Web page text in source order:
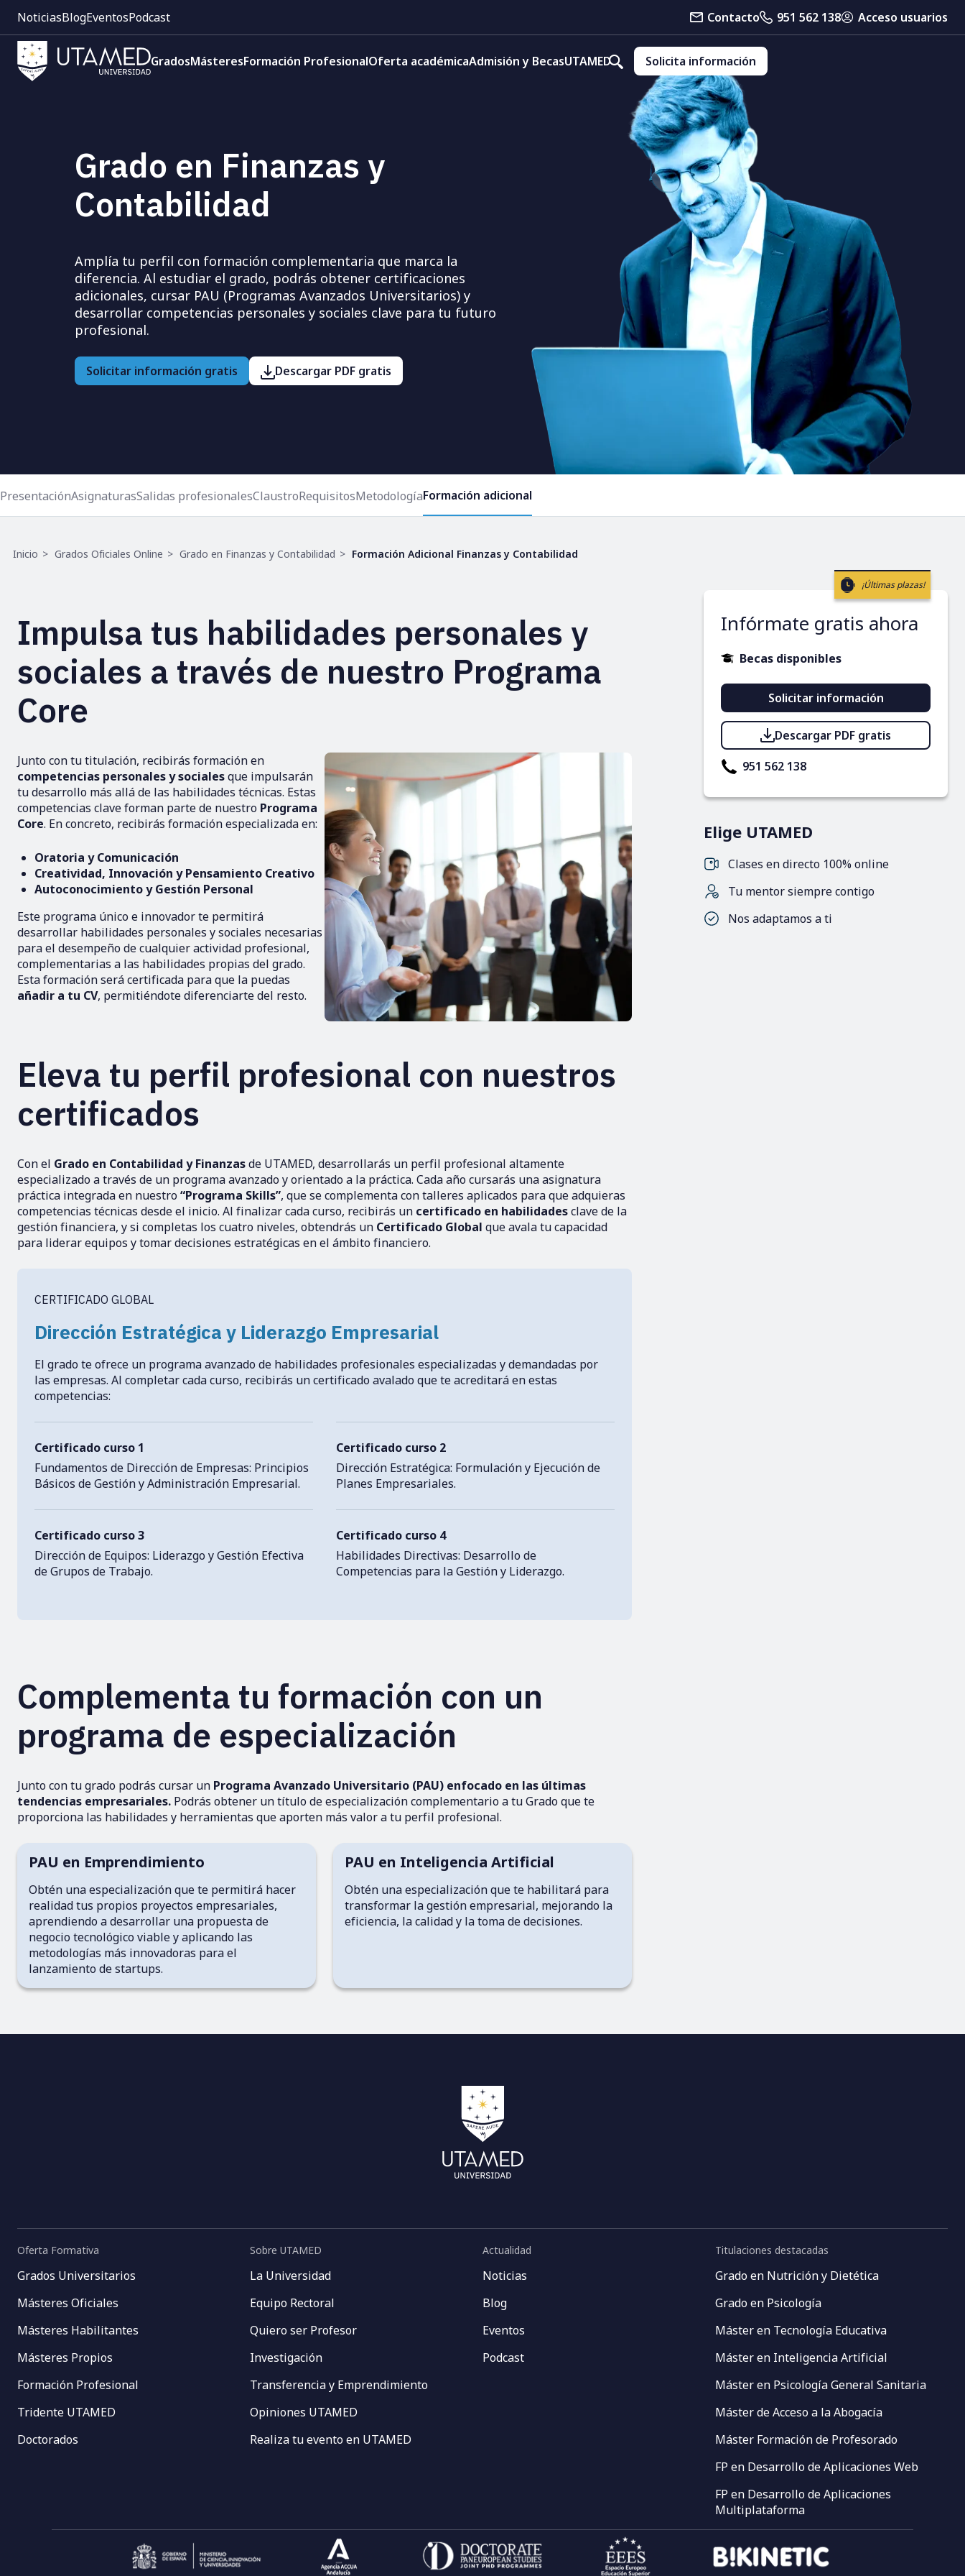
contenido
principal
cabecera:
Menú
1
NoticiasBlogEventosPodcast Contacto 951 562 138 Acceso usuarios
principal
GradosMásteresFormación ProfesionalOferta académicaAdmisión y BecasUTAMED Solicita información
Grado en Finanzas y
Contabilidad
Amplía tu perfil con formación complementaria que marca la
diferencia. Al estudiar el grado, podrás obtener certificaciones
adicionales, cursar PAU (Programas Avanzados Universitarios) y
desarrollar competencias personales y sociales clave para tu futuro
profesional.
Solicitar información gratis Descargar PDF gratis
PresentaciónAsignaturasSalidas profesionalesClaustroRequisitosMetodologíaFormación adicional
Ruta
Inicio Grados Oficiales Online Grado en Finanzas y Contabilidad Formación Adicional Finanzas y Contabilidad
¡Últimas plazas!
Infórmate gratis ahora
Becas disponibles
Solicitar información
Descargar PDF gratis
951 562 138
Elige UTAMED
Clases en directo 100% online
Tu mentor siempre contigo
Nos adaptamos a ti
Impulsa tus habilidades personales y
sociales a través de nuestro Programa
Core
Junto con tu titulación, recibirás formación en
competencias personales y socialesque impulsarán
tu desarrollo más allá de las habilidades técnicas. Estas
competencias clave forman parte de nuestro Programa
Core. En concreto, recibirás formación especializada en:
Oratoria y Comunicación
Creatividad, Innovación y Pensamiento Creativo
Autoconocimiento y Gestión Personal
Este programa único e innovador te permitirá
desarrollar habilidades personales y sociales necesarias
para el desempeño de cualquier actividad profesional,
complementarias a las habilidades propias del grado.
Esta formación será certificada para que la puedas
añadir a tu CV, permitiéndote diferenciarte del resto.
Eleva tu perfil profesional con nuestros
certificados
Con el Grado en Contabilidad y Finanzasde UTAMED, desarrollarás un perfil profesional altamente
especializado a través de un programa avanzado y orientado a la práctica. Cada año cursarás una asignatura
práctica integrada en nuestro“Programa Skills”, que se complementa con talleres aplicados para que adquieras
competencias técnicas desde el inicio. Al finalizar cada curso, recibirás un certificado en habilidadesclave de la
gestión financiera, y si completas los cuatro niveles, obtendrás un Certificado Global que avala tu capacidad
para liderar equipos y tomar decisiones estratégicas en el ámbito financiero.
CERTIFICADO GLOBAL
Dirección Estratégica y Liderazgo Empresarial
El grado te ofrece un programa avanzado de habilidades profesionales especializadas y demandadas por
las empresas. Al completar cada curso, recibirás un certificado avalado que te acreditará en estas
competencias:
Certificado curso 1
Fundamentos de Dirección de Empresas: Principios
Básicos de Gestión y Administración Empresarial.
Certificado curso 2
Dirección Estratégica: Formulación y Ejecución de
Planes Empresariales.
Certificado curso 3
Dirección de Equipos: Liderazgo y Gestión Efectiva
de Grupos de Trabajo.
Certificado curso 4
Habilidades Directivas: Desarrollo de
Competencias para la Gestión y Liderazgo.
Complementa tu formación con un
programa de especialización
Junto con tu grado podrás cursar un Programa Avanzado Universitario (PAU) enfocado en las últimas
tendencias empresariales. Podrás obtener un título de especialización complementario a tu Grado que te
proporciona las habilidades y herramientas que aporten más valor a tu perfil profesional.
PAU en Emprendimiento
Obtén una especialización que te permitirá hacer
realidad tus propios proyectos empresariales,
aprendiendo a desarrollar una propuesta de
negocio tecnológico viable y aplicando las
metodologías más innovadoras para el
lanzamiento de startups.
PAU en Inteligencia Artificial
Obtén una especialización que te habilitará para
transformar la gestión empresarial, mejorando la
eficiencia, la calidad y la toma de decisiones.
Oferta Formativa
Grados Universitarios
Másteres Oficiales
Másteres Habilitantes
Másteres Propios
Formación Profesional
Tridente UTAMED
Doctorados
Sobre UTAMED
La Universidad
Equipo Rectoral
Quiero ser Profesor
Investigación
Transferencia y Emprendimiento
Opiniones UTAMED
Realiza tu evento en UTAMED
Actualidad
Noticias
Blog
Eventos
Podcast
Titulaciones destacadas
Grado en Nutrición y Dietética
Grado en Psicología
Máster en Tecnología Educativa
Máster en Inteligencia Artificial
Máster en Psicología General Sanitaria
Máster de Acceso a la Abogacía
Máster Formación de Profesorado
FP en Desarrollo de Aplicaciones Web
FP en Desarrollo de Aplicaciones
Multiplataforma